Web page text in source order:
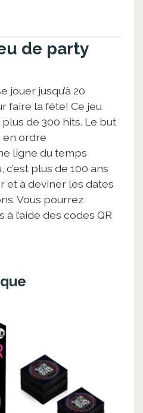
de party
jouer jusqu’à 20
faire la fête! Ce jeu
de 300 hits. Le but
en ordre
ligne du temps
c’est plus de 100 ans
et à deviner les dates
Vous pourrez
l’aide des codes QR